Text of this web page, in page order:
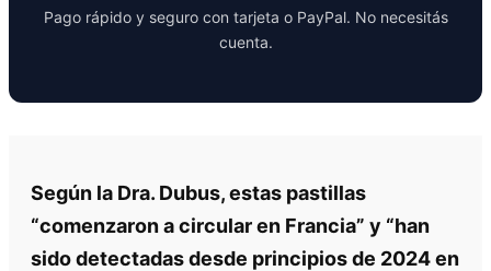
Pago rápido y seguro con tarjeta o PayPal. No necesitás
cuenta.
Según la Dra. Dubus, estas pastillas
“comenzaron a circular en Francia” y “han
sido detectadas desde principios de 2024 en